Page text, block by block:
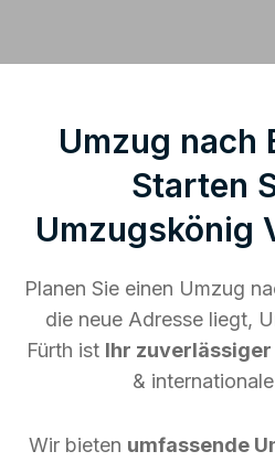
Umzug nach
Starten
Umzugskönig
Planen Sie einen Umzug
die neue Adresse liegt,
Fürth ist Ihr
&
Wir bieten umfassende